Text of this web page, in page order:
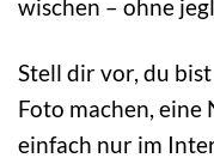
wischen – ohne
Stell dir vor, du
Foto machen,
einfach nur im